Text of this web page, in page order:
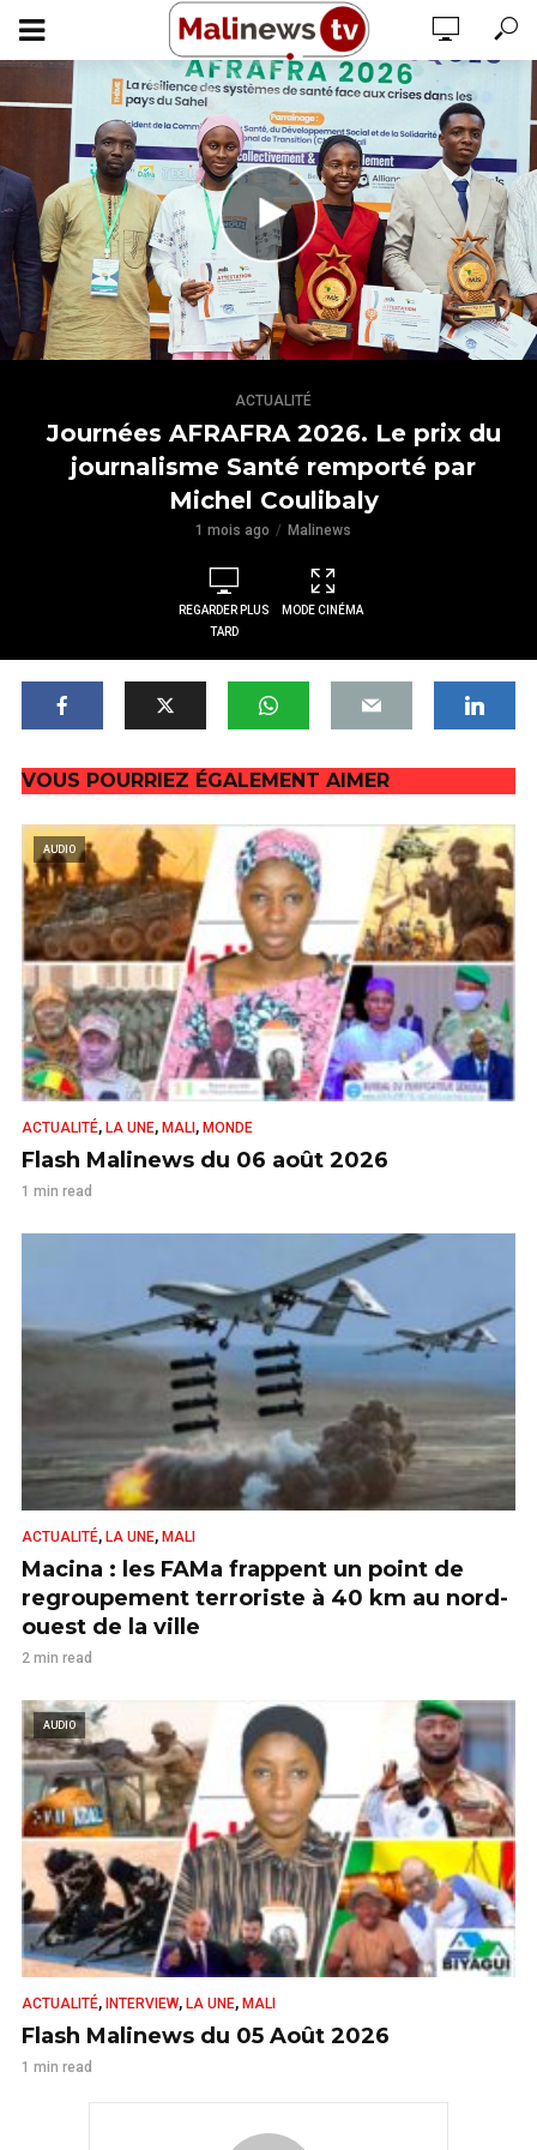
ACTUALITÉ
Journées AFRAFRA 2026. Le prix du
journalisme Santé remporté par
Michel Coulibaly
1 mois ago Malinews
REGARDER PLUS
TARD
MODE CINÉMA
VOUS POURRIEZ ÉGALEMENT AIMER
AUDIO
ACTUALITÉ, LA UNE, MALI , MONDE
Flash Malinews du 06 août 2026
1 min read
ACTUALITÉ, LA UNE, MALI
Macina : les FAMa frappent un point de
regroupement terroriste à 40 km au nord-
ouest de la ville
2 min read
AUDIO
ACTUALITÉ, INTERVIEW, LA UNE, MALI
Flash Malinews du 05 Août 2026
1 min read